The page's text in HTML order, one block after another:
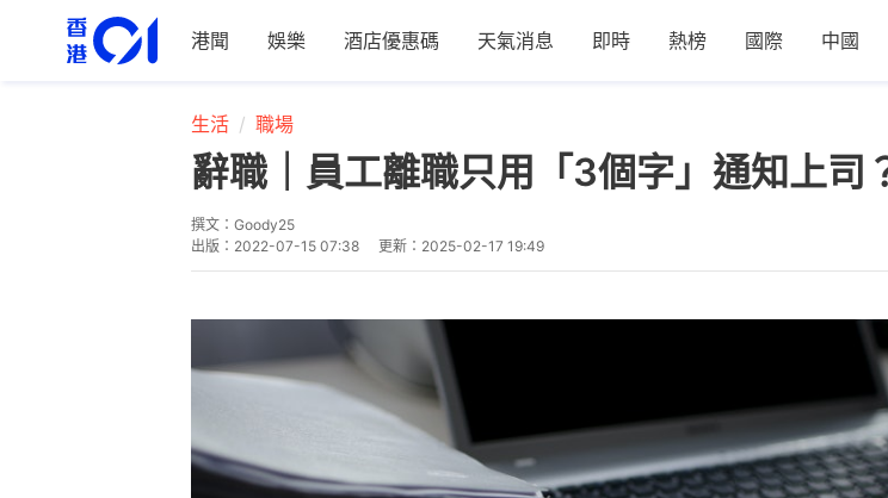
港聞 娛樂 酒店優惠碼 天氣消息 即時 熱榜 國際 中國
生活 職場
辭職｜員工離職只用「3個字」通知上
撰文： Goody25
出版： 2022-07-15 07:38 更新： 2025-02-17 19:49